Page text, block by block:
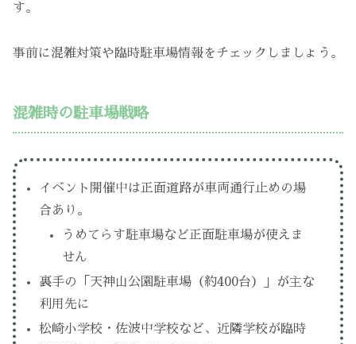
す。
事前に混雑対策や臨時駐車場情報をチェックしましょう。
混雑時の駐車場戦略
イベント開催中は正面道路が車両通行止めの場
合あり。
うめてらす駐車場など正面駐車場が使えま
せん
裏手の「天神山公園駐車場（約400台）」が主な
利用先に
松崎小学校・佐波中学校など、近隣学校が臨時